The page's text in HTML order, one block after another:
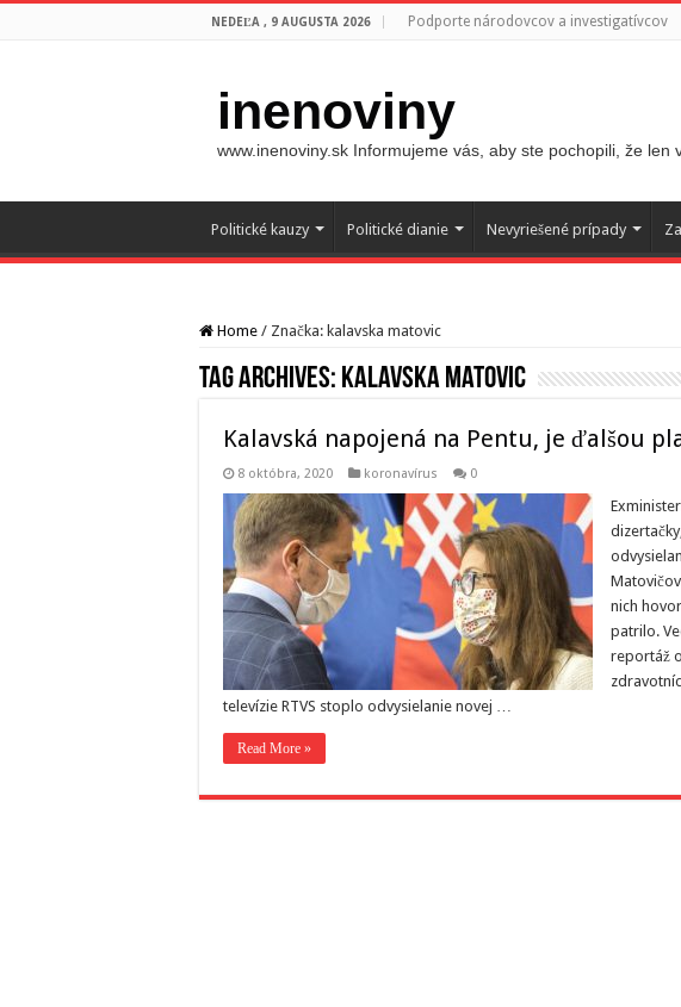
NEDEĽA , 9 AUGUSTA 2026 Podporte národovcov a investigatívcov
inenoviny
www.inenoviny.sk Informujeme vás, aby ste pochopili, že
Politické kauzy Politické dianie Nevyriešené prípady
Home / Značka: kalavska matovic
Tag Archives: kalavska matovic
Kalavská napojená na Pentu, je ďalšou
8 októbra, 2020 koronavírus 0
nich
patrilo.
reportáž
televízie RTVS stoplo odvysielanie novej …
Read More »